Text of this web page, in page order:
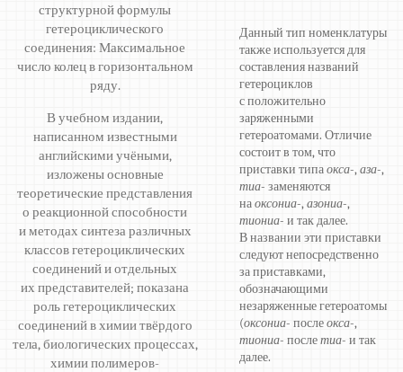
структурной формулы
гетероциклического
соединения: Максимальное
число колец в горизонтальном
ряду.
В учебном издании,
написанном известными
английскими учёными,
изложены основные
теоретические представления
о реакционной способности
и методах синтеза различных
классов гетероциклических
соединений и отдельных
их представителей; показана
роль гетероциклических
соединений в химии твёрдого
тела, биологических процессах,
химии полимеров-
Данный тип номенклатуры
также используется для
составления названий
гетероциклов
с положительно
заряженными
гетероатомами. Отличие
состоит в том, что
приставки типаокса-,аза-,
тиа- заменяются
наоксониа-,азониа-,
тиониа- и так далее.
В названии эти приставки
следуют непосредственно
за приставками,
обозначающими
незаряженные гетероатомы
(оксониа- послеокса-,
тиониа- послетиа- и так
далее.